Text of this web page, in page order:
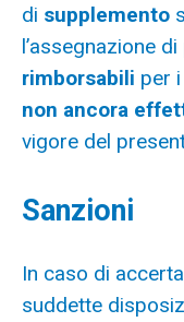
di supplemento
l’assegnazione
rimborsabili per i
non ancora
vigore del
Sanzioni
In caso di
suddette